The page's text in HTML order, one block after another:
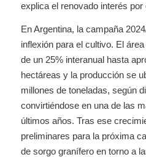
explica el renovado interés por
En Argentina, la campaña
inflexión para el cultivo. El
de un 25% interanual hasta
hectáreas y la producción se
millones de toneladas, según
convirtiéndose en una de las
últimos años. Tras ese
preliminares para la próxima
de sorgo granífero en torno a